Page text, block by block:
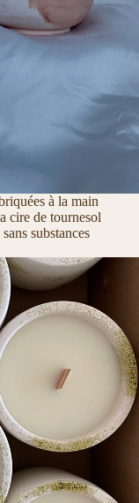
à la main
cire de tournesol
substances